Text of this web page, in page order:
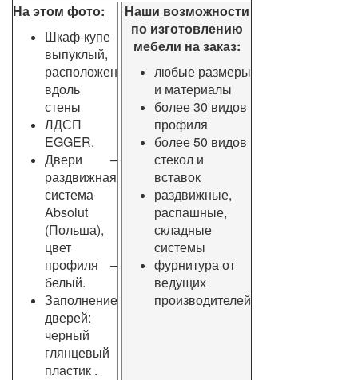
На этом фото:
Шкаф-купе
выпуклый,
расположен
вдоль
стены
ЛДСП
EGGER.
Двери –
раздвижная
система
Absolut
(Польша),
цвет
профиля –
белый.
Заполнение
дверей:
черный
глянцевый
пластик .
Наши возможности
по изготовлению
мебели на заказ:
любые размеры
и материалы
более 30 видов
профиля
более 50 видов
стекол и
вставок
раздвижные,
распашные,
складные
системы
фурнитура от
ведущих
производителей